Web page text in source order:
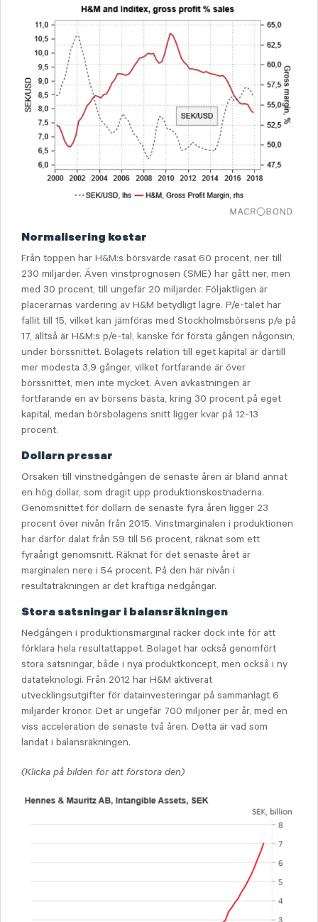
Normalisering kostar
Från toppen har H&M:s börsvärde rasat 60 procent, ner till
230 miljarder. Även vinstprognosen (SME) har gått ner, men
med 30 procent, till ungefär 20 miljarder. Följaktligen är
placerarnas värdering av H&M betydligt lägre. P/e-talet har
fallit till 15, vilket kan jämföras med Stockholmsbörsens p/e på
17, alltså är H&M:s p/e-tal, kanske för första gången någonsin,
under börssnittet. Bolagets relation till eget kapital är därtill
mer modesta 3,9 gånger, vilket fortfarande är över
börssnittet, men inte mycket. Även avkastningen är
fortfarande en av börsens bästa, kring 30 procent på eget
kapital, medan börsbolagens snitt ligger kvar på 12-13
procent.
Dollarn pressar
Orsaken till vinstnedgången de senaste åren är bland annat
en hög dollar, som dragit upp produktionskostnaderna.
Genomsnittet för dollarn de senaste fyra åren ligger 23
procent över nivån från 2015. Vinstmarginalen i produktionen
har därför dalat från 59 till 56 procent, räknat som ett
fyraårigt genomsnitt. Räknat för det senaste året är
marginalen nere i 54 procent. På den här nivån i
resultaträkningen är det kraftiga nedgångar.
Stora satsningar i balansräkningen
Nedgången i produktionsmarginal räcker dock inte för att
förklara hela resultattappet. Bolaget har också genomfört
stora satsningar, både i nya produktkoncept, men också i ny
datateknologi. Från 2012 har H&M aktiverat
utvecklingsutgifter för datainvesteringar på sammanlagt 6
miljarder kronor. Det är ungefär 700 miljoner per år, med en
viss acceleration de senaste två åren. Detta är vad som
landat i balansräkningen.
(Klicka på bilden för att förstora den)